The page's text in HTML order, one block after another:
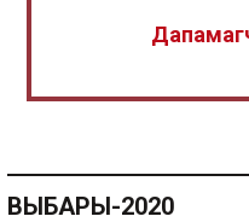
ВЫБАРЫ-2020